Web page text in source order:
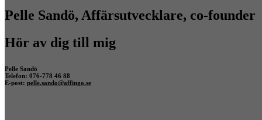
Pelle Sandö, Affärsutvecklare, co-founder
Hör av dig till mig
Pelle Sandö
Telefon: 076-778 46 88
E-post: pelle.sando@affingo.se